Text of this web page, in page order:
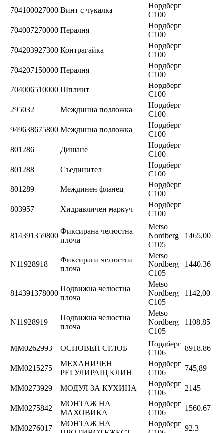
704100027000 Винт с чукалка
Нордберг
C100
704007270000 Пералня
Нордберг
C100
704203927300 Контрагайка
Нордберг
C100
704207150000 Пералня
Нордберг
C100
704006510000 Шплинт
Нордберг
C100
295032
Междинна подложка
Нордберг
C100
949638675800 Междинна подложка
Нордберг
C100
801286
Дишане
Нордберг
C100
801288
Съединител
Нордберг
C100
801289
Междинен фланец
Нордберг
C100
803957
Хидравличен маркуч
Нордберг
C100
814391359800
Фиксирана челюстна
плоча
Metso
Nordberg
C105
1465,00
N11928918
Фиксирана челюстна
плоча
Metso
Nordberg
C105
1440.36
814391378000
Подвижна челюстна
плоча
Metso
Nordberg
C105
1142,00
N11928919
Подвижна челюстна
плоча
Metso
Nordberg
C105
1108.85
ММ0262993 ОСНОВЕН СГЛОБ
Нордберг
C106
8918.86
ММ0215275
МЕХАНИЧЕН
РЕГУЛИРАЩ КЛИН
Нордберг
C106
745,89
ММ0273929 МОДУЛ ЗА КУХИНА
Нордберг
C106
2145
ММ0275842
МОНТАЖ НА
МАХОВИКА
Нордберг
C106
1560.67
ММ0276017
МОНТАЖ НА
Нордберг
92.3